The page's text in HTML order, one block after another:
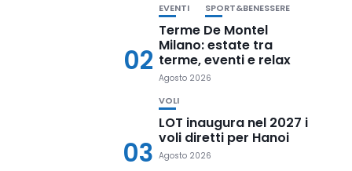
02
EVENTI SPORT&BENESSERE
Terme De Montel
Milano: estate tra
terme, eventi e relax
Agosto 2026
03
VOLI
LOT inaugura nel 2027 i
voli diretti per Hanoi
Agosto 2026